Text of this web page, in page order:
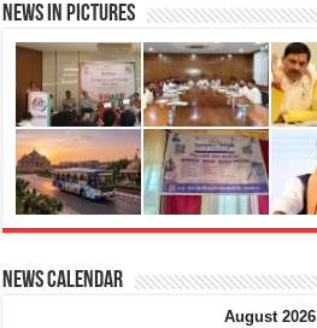
News in Pictures
News Calendar
August 2026